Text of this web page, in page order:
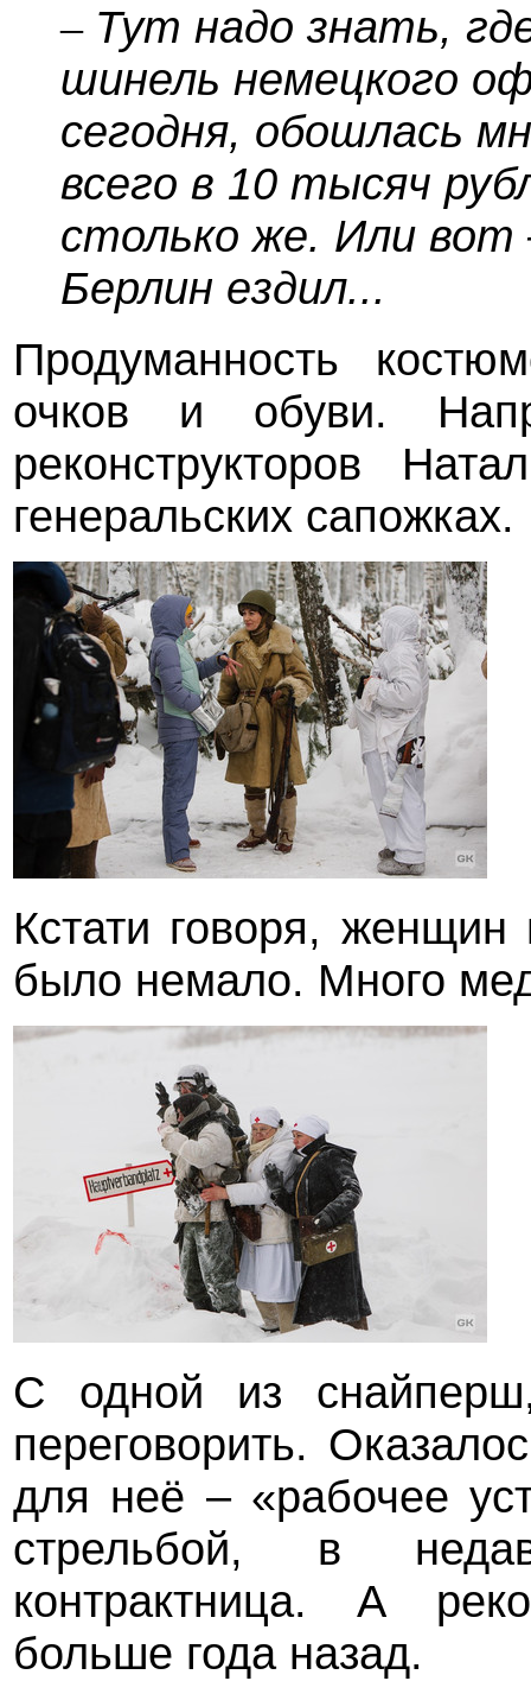
– Тут надо знать,
шинель немецкого
сегодня, обошлась
всего в 10 тысяч
столько же. Или вот
Берлин ездил...
Продуманность
очков и обуви.
реконструкторов
генеральских сапожках.
Кстати говоря,
было немало. Много
С одной из
переговорить.
для неё – «рабочее
стрельбой, в
контрактница. А
больше года назад.